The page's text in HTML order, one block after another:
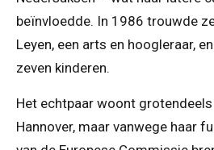
beïnvloedde. In 1986 trouwde
Leyen, een arts en hoogleraar,
zeven kinderen.
Het echtpaar woont
Hannover, maar vanwege haar